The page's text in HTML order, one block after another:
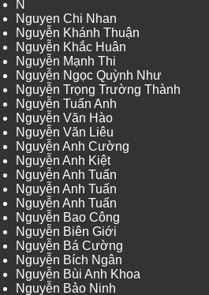
N
Nguyen Chi Nhan
Nguyễn Khánh Thuận
Nguyễn Khắc Huân
Nguyễn Mạnh Thi
Nguyễn Ngọc Quỳnh Như
Nguyễn Trọng Trường Thành
Nguyễn Tuấn Anh
Nguyễn Văn Hào
Nguyễn Văn Liêu
Nguyễn Anh Cường
Nguyễn Anh Kiệt
Nguyễn Anh Tuấn
Nguyễn Anh Tuấn
Nguyễn Anh Tuấn
Nguyễn Bao Công
Nguyễn Biên Giới
Nguyễn Bá Cường
Nguyễn Bích Ngân
Nguyễn Bùi Anh Khoa
Nguyễn Bảo Ninh